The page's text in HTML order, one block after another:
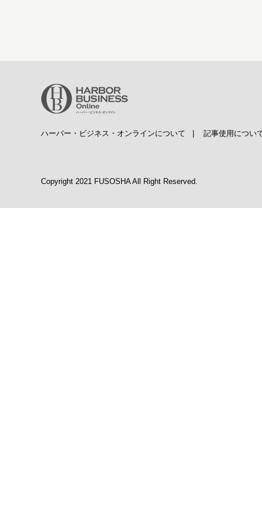
ハーバー・ビジネス・オンラインについて 記事使用につい
Copyright 2021 FUSOSHA All Right Reserved.